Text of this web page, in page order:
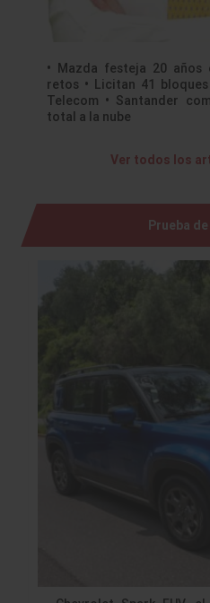
• Mazda festeja 20 años
retos • Licitan 41
Telecom • Santander
total a la nube
Ver todos los
Prueba